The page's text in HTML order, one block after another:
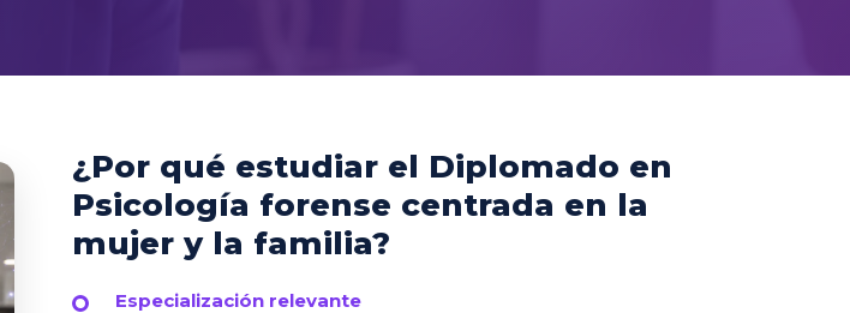
¿Por qué estudiar el Diplomado en
Psicología forense centrada en la
mujer y la familia?
Especialización relevante